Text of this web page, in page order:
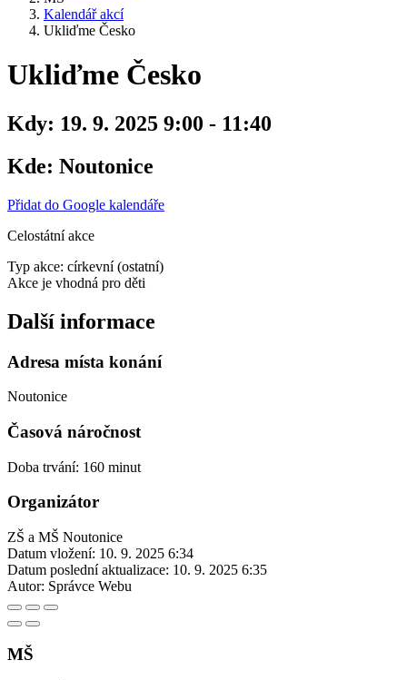
Kalendář akcí
Ukliďme Česko
Ukliďme Česko
Kdy: 19. 9. 2025 9:00 - 11:40
Kde: Noutonice
Přidat do Google kalendáře
Celostátní akce
Typ akce: církevní (ostatní)
Akce je vhodná pro děti
Další informace
Adresa místa konání
Noutonice
Časová náročnost
Doba trvání: 160 minut
Organizátor
ZŠ a MŠ Noutonice
Datum vložení: 10. 9. 2025 6:34
Datum poslední aktualizace: 10. 9. 2025 6:35
Autor: Správce Webu
MŠ